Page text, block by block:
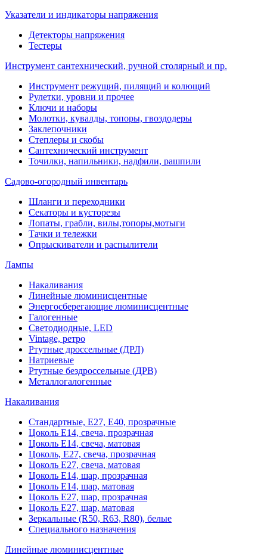
Указатели и индикаторы напряжения
Детекторы напряжения
Тестеры
Инструмент сантехнический, ручной столярный и пр.
Инструмент режущий, пилящий и колющий
Рулетки, уровни и прочее
Ключи и наборы
Молотки, кувалды, топоры, гвоздодеры
Заклепочники
Степлеры и скобы
Сантехнический инструмент
Точилки, напильники, надфили, рашпили
Садово-огородный инвентарь
Шланги и переходники
Секаторы и кусторезы
Лопаты, грабли, вилы,топоры,мотыги
Тачки и тележки
Опрыскиватели и распылители
Лампы
Накаливания
Линейные люминисцентные
Энергосберегающие люминисцентные
Галогенные
Светодиодные, LED
Vintage, ретро
Ртутные дроссельные (ДРЛ)
Натриевые
Ртутные бездроссельные (ДРВ)
Металлогалогенные
Накаливания
Стандартные, Е27, Е40, прозрачные
Цоколь Е14, свеча, прозрачная
Цоколь Е14, свеча, матовая
Цоколь, Е27, свеча, прозрачная
Цоколь Е27, свеча, матовая
Цоколь Е14, шар, прозрачная
Цоколь Е14, шар, матовая
Цоколь Е27, шар, прозрачная
Цоколь Е27, шар, матовая
Зеркальные (R50, R63, R80), белые
Специального назначения
Линейные люминисцентные